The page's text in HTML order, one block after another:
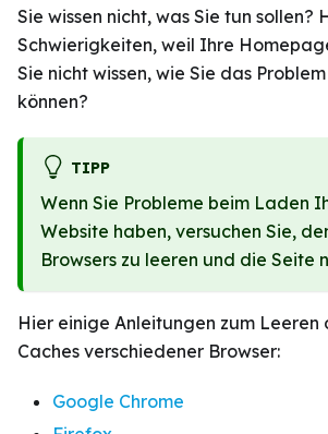
Sie wissen nicht, was Sie tun sollen?
Schwierigkeiten, weil Ihre
Sie nicht wissen, wie Sie das
können?
TIPP
Wenn Sie Probleme beim Laden
Website haben, versuchen Sie,
Browsers zu leeren und die Seite
Hier einige Anleitungen zum Leeren
Caches verschiedener Browser:
Google Chrome